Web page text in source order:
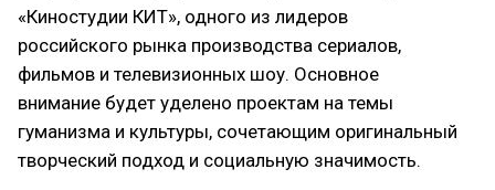
«Киностудии КИТ», одного из лидеров
российского рынка производства сериалов,
фильмов и телевизионных шоу. Основное
внимание будет уделено проектам на темы
гуманизма и культуры, сочетающим оригинальный
творческий подход и социальную значимость.